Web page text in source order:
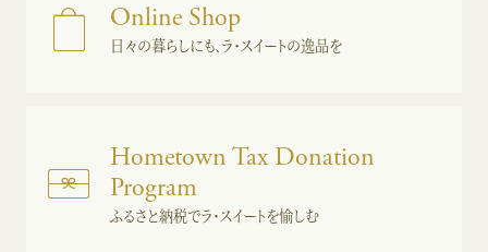
Online Shop
日々の暮らしにも、ラ・スイートの逸品を
Hometown Tax Donation
Program
ふるさと納税でラ・スイートを愉しむ